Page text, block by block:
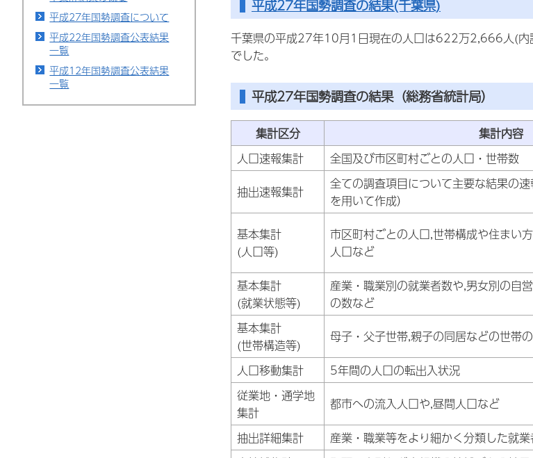
平成27年国勢調査について
平成22年国勢調査公表結果
一覧
平成12年国勢調査公表結果
一覧
平成27年国勢調査の結果(千葉県)
千葉県の平成27年10月1日現在の人口は622万2,666人(
でした。
平成27年国勢調査の結果（総務省統計局）
集計区分 集計内容
人口速報集計
全国及び市区町村ごとの人口・世帯数
抽出速報集計
全ての調査項目について主要な結果の
を用いて作成）
基本集計
(人口等)
市区町村ごとの人口,世帯構成や住まい
人口など
基本集計
(就業状態等)
産業・職業別の就業者数や,男女別の自
の数など
基本集計
(世帯構造等)
母子・父子世帯,親子の同居などの世帯
人口移動集計
5年間の人口の転出入状況
従業地・通学地
集計
都市への流入人口や,昼間人口など
抽出詳細集計
産業・職業等をより細かく分類した就